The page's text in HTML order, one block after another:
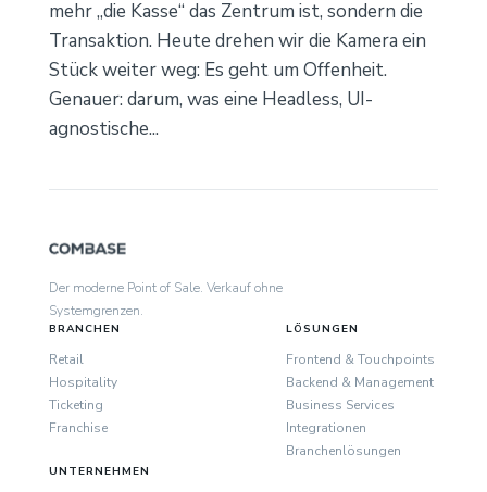
mehr „die Kasse“ das Zentrum ist, sondern die
Transaktion. Heute drehen wir die Kamera ein
Stück weiter weg: Es geht um Offenheit.
Genauer: darum, was eine Headless, UI-
agnostische...
Der moderne Point of Sale. Verkauf ohne
Systemgrenzen.
BRANCHEN
Retail
Hospitality
Ticketing
Franchise
LÖSUNGEN
Frontend & Touchpoints
Backend & Management
Business Services
Integrationen
Branchenlösungen
UNTERNEHMEN